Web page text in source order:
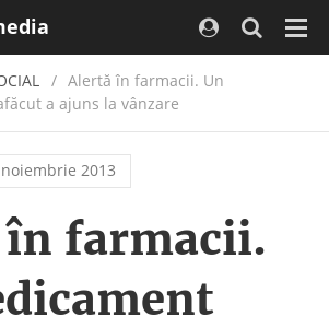
Alertă în farmacii. Un
a ajuns la vânzare
2013
farmacii.